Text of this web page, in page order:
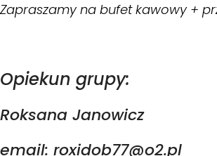
Zapraszamy na bufet kawowy +
Opiekun grupy:
Roksana Janowicz
email: roxidob77@o2.pl